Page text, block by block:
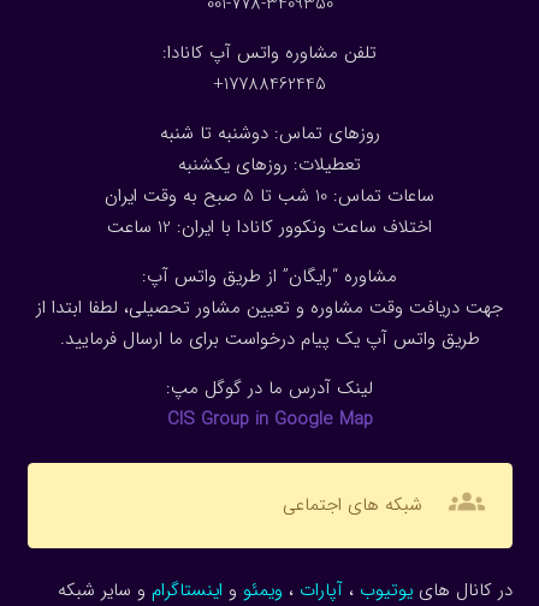
تلفن مشاوره واتس آپ کانادا:
17788462445+
روزهای تماس: دوشنبه تا شنبه
تعطیلات: روزهای یکشنبه
ساعات تماس: 10 شب تا 5 صبح به وقت ایران
اختلاف ساعت ونکوور کانادا با ایران: 1 2 ساعت
مشاوره “رایگان” از طریق واتس آپ:
جهت دریافت وقت مشاوره و تعیین مشاور تحصیلی، لطفا ابتدا از
طریق واتس آپ یک پیام درخواست برای ما ارسال فرمایید.
لینک آدرس ما در گوگل مپ:
CIS Group in Google Map
groups شبکه های اجتماعی
در کانال هاییوتیوب ، آپارات ، ویمئو و اینستاگرام و سایر شبکه